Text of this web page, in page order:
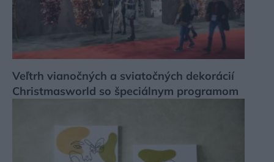
Veľtrh vianočných a sviatočných dekorácií
Christmasworld so špeciálnym programom